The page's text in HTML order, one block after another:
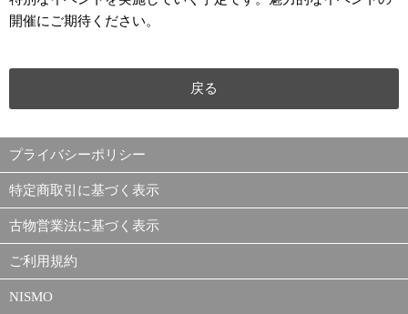
開催にご期待ください。
戻る
プライバシーポリシー
特定商取引に基づく表示
古物営業法に基づく表示
ご利用規約
NISMO